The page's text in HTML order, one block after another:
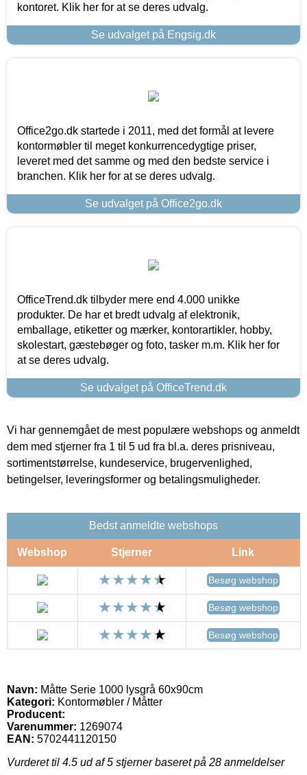
kontoret. Klik her for at se deres udvalg.
Se udvalget på Engsig.dk
Office2go.dk startede i 2011, med det formål at levere
kontormøbler til meget konkurrencedygtige priser,
leveret med det samme og med den bedste service i
branchen. Klik her for at se deres udvalg.
Se udvalget på Office2go.dk
OfficeTrend.dk tilbyder mere end 4.000 unikke
produkter. De har et bredt udvalg af elektronik,
emballage, etiketter og mærker, kontorartikler, hobby,
skolestart, gæstebøger og foto, tasker m.m. Klik her for
at se deres udvalg.
Se udvalget på OfficeTrend.dk
Vi har gennemgået de mest populære webshops og anmeldt
dem med stjerner fra 1 til 5 ud fra bl.a. deres prisniveau,
sortimentstørrelse, kundeservice, brugervenlighed,
betingelser, leveringsformer og betalingsmuligheder.
Bedst anmeldte webshops
Webshop Stjerner Link
Besøg webshop
Besøg webshop
Besøg webshop
Navn: Måtte Serie 1000 lysgrå 60x90cm
Kategori: Kontormøbler / Måtter
Producent:
Varenummer: 1269074
EAN: 5702441120150
Vurderet til 4.5 ud af 5 stjerner baseret på 28 anmeldelser